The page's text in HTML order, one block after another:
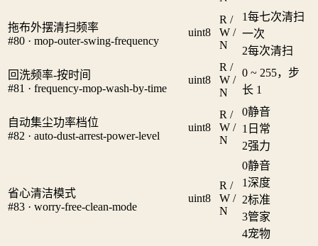
拖布外摆清扫频率
#80 · mop-outer-swing-frequency
uint8
R /
W /
N
1每七次清扫
一次
2每次清扫
回洗频率-按时间
#81 · frequency-mop-wash-by-time
uint8
R /
W /
N
0 ~ 255，步
长 1
自动集尘功率档位
#82 · auto-dust-arrest-power-level
uint8
R /
W /
N
0静音
1 日常
2强力
省心清洁模式
#83 · worry-free-clean-mode
uint8
R /
W /
N
0静音
1深度
2标准
3管家
4宠物